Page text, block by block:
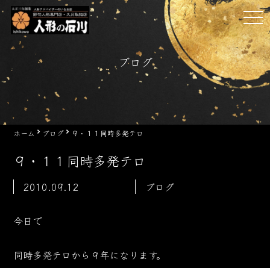
Skip
content
ブログ
ホーム ブログ ９・１１同時多発テロ
９・１１同時多発テロ
2010.09.12 ブログ
今日で
同時多発テロから９年になります。